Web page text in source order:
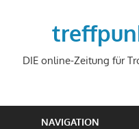
DIE online-Zeitung für
NAVIGATION